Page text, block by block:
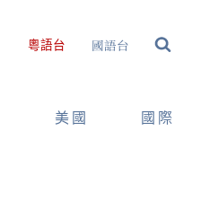
粵語台 國語台
美國 國際